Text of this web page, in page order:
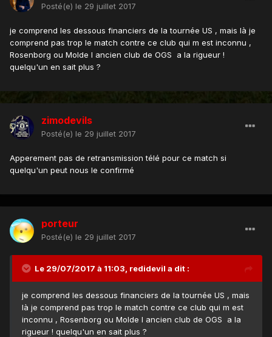
Posté(e) le 29 juillet 2017
je comprend les dessous financiers de la tournée US , mais là je
comprend pas trop le match contre ce club qui m est inconnu ,
Rosenborg ou Molde l ancien club de OGS a la rigueur !
quelqu'un en sait plus ?
zimodevils
Posté(e) le 29 juillet 2017
Apperement pas de retransmission télé pour ce match si
quelqu'un peut nous le confirmé
porteur
Posté(e) le 29 juillet 2017
Le 29/07/2017 à 11:03, redidevil a dit :
je comprend les dessous financiers de la tournée US , mais
là je comprend pas trop le match contre ce club qui m est
inconnu , Rosenborg ou Molde l ancien club de OGS a la
rigueur ! quelqu'un en sait plus ?